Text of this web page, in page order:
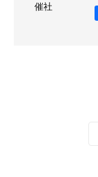
催社